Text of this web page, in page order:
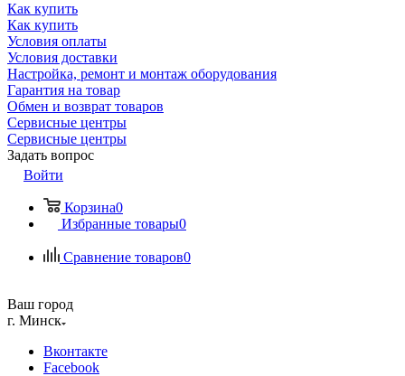
Как купить
Как купить
Условия оплаты
Условия доставки
Настройка, ремонт и монтаж оборудования
Гарантия на товар
Обмен и возврат товаров
Сервисные центры
Сервисные центры
Задать вопрос
Войти
Корзина0
Избранные товары0
Сравнение товаров0
Ваш город
г. Минск
Вконтакте
Facebook